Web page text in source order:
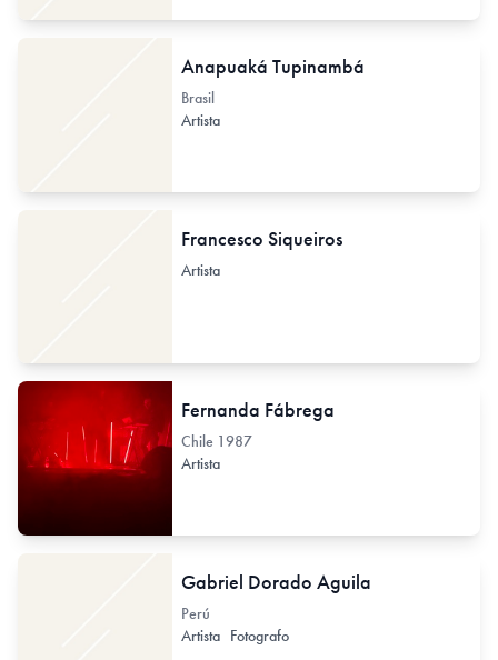
Anapuaká Tupinambá
Brasil
Artista
Francesco Siqueiros
Artista
Fernanda Fábrega
Chile 1987
Artista
Gabriel Dorado Aguila
Perú
Artista Fotografo